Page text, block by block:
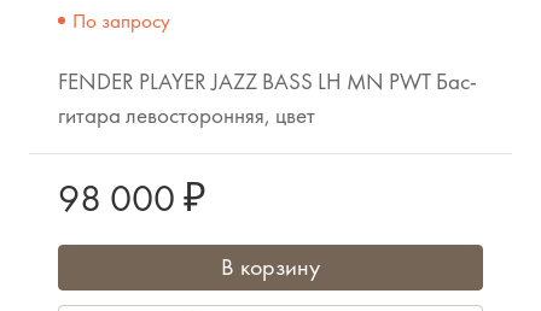
По запросу
FENDER PLAYER JAZZ BASS LH MN PWT Бас-
гитара левосторонняя, цвет
98 000 ₽
В корзину